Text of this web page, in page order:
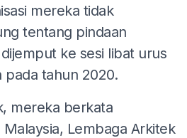
mereka tidak
tentang pindaan
ke sesi libat urus
pada tahun 2020.
mereka berkata
Lembaga Arkitek